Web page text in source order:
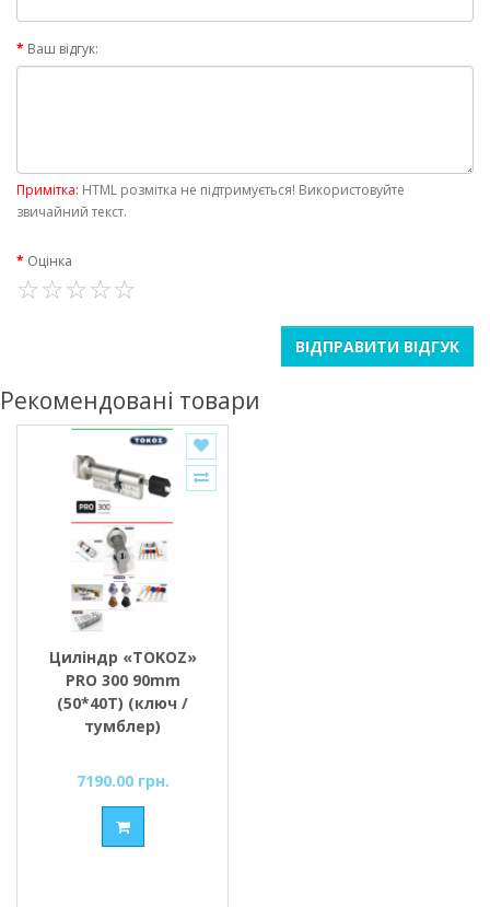
Ваш відгук:
Примітка: HTML розмітка не підтримується! Використовуйте
звичайний текст.
Оцінка
ВІДПРАВИТИ ВІДГУК
Рекомендовані товари
Циліндр «TOKOZ»
PRO 300 90mm
(50*40T) (ключ /
тумблер)
7190.00 грн.